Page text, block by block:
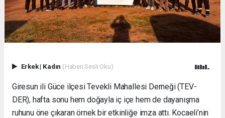
Erkek| Kadın (Haberi Sesli Oku)
Giresun ili Güce ilçesi Tevekli Mahallesi Derneği (TEV-
DER), hafta sonu hem doğayla iç içe hem de dayanışma
ruhunu öne çıkaran örnek bir etkinliğe imza attı. Kocaeli’nin